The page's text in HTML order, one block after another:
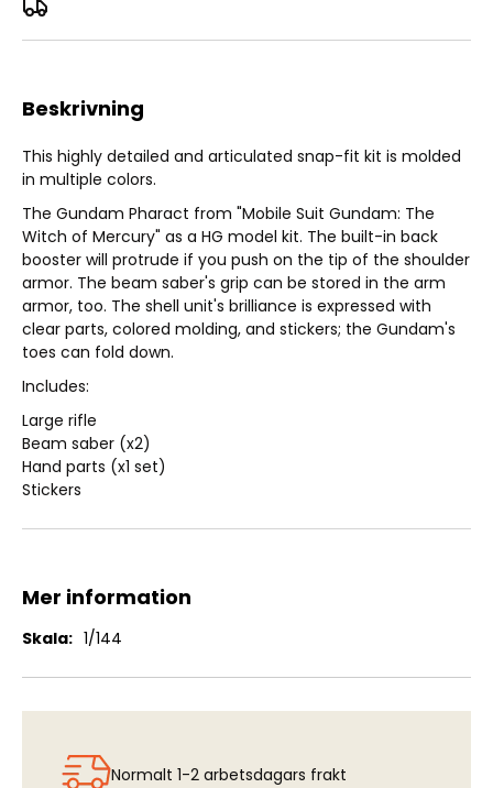
Beskrivning
This highly detailed and articulated snap-fit kit is molded
in multiple colors.
The Gundam Pharact from "Mobile Suit Gundam: The
Witch of Mercury" as a HG model kit. The built-in back
booster will protrude if you push on the tip of the shoulder
armor. The beam saber's grip can be stored in the arm
armor, too. The shell unit's brilliance is expressed with
clear parts, colored molding, and stickers; the Gundam's
toes can fold down.
Includes:
Large rifle
Beam saber (x2)
Hand parts (x1 set)
Stickers
Mer information
Mer
1/144
Normalt 1-2 arbetsdagars frakt